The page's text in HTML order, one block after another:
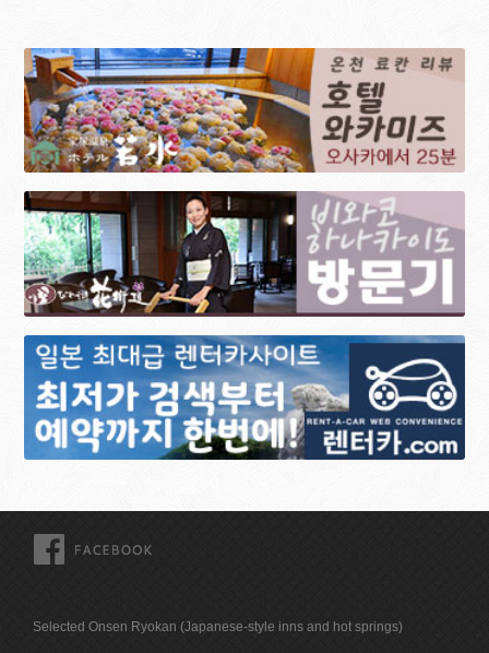
Selected Onsen Ryokan (Japanese-style inns and hot springs)